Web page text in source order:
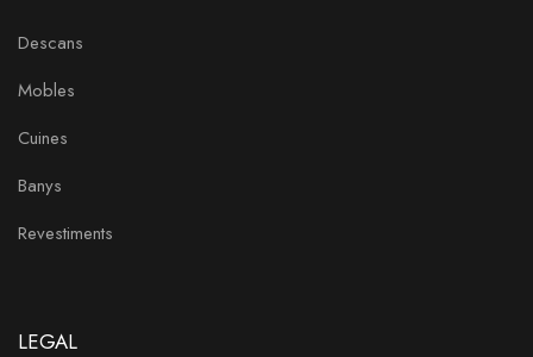
Descans
Mobles
Cuines
Banys
Revestiments
LEGAL